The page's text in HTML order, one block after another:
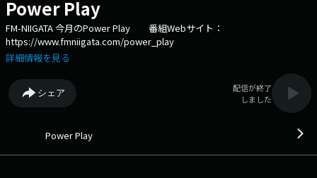
Power Play
FM-NIIGATA 今月のPower Play 番組Webサイト：
https://www.fmniigata.com/power_play
詳細情報を見る
シェア
配信が終了
しました
Power Play